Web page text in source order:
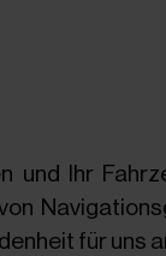
und Ihr
für uns